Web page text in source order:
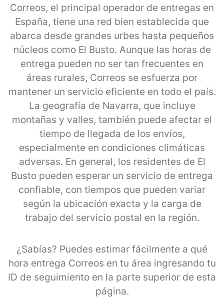
Correos, el principal operador de entregas en
España, tiene una red bien establecida que
abarca desde grandes urbes hasta pequeños
núcleos como El Busto. Aunque las horas de
entrega pueden no ser tan frecuentes en
áreas rurales, Correos se esfuerza por
mantener un servicio eficiente en todo el país.
La geografía de Navarra, que incluye
montañas y valles, también puede afectar el
tiempo de llegada de los envíos,
especialmente en condiciones climáticas
adversas. En general, los residentes de El
Busto pueden esperar un servicio de entrega
confiable, con tiempos que pueden variar
según la ubicación exacta y la carga de
trabajo del servicio postal en la región.
¿Sabías? Puedes estimar fácilmente a qué
hora entrega Correos en tu área ingresando tu
ID de seguimiento en la parte superior de esta
página.